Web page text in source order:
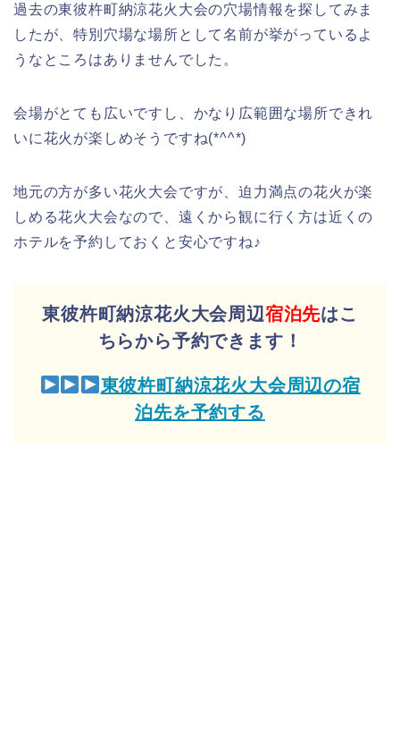
過去の東彼杵町納涼花火大会の穴場情報を探してみま
したが、特別穴場な場所として名前が挙がっているよ
うなところはありませんでした。
会場がとても広いですし、かなり広範囲な場所できれ
いに花火が楽しめそうですね(*^^*)
地元の方が多い花火大会ですが、迫力満点の花火が楽
しめる花火大会なので、遠くから観に行く方は近くの
ホテルを予約しておくと安心ですね♪
東彼杵町納涼花火大会周辺宿泊先はこ
ちらから予約できます！
東彼杵町納涼花火大会周辺の宿
泊先を予約する